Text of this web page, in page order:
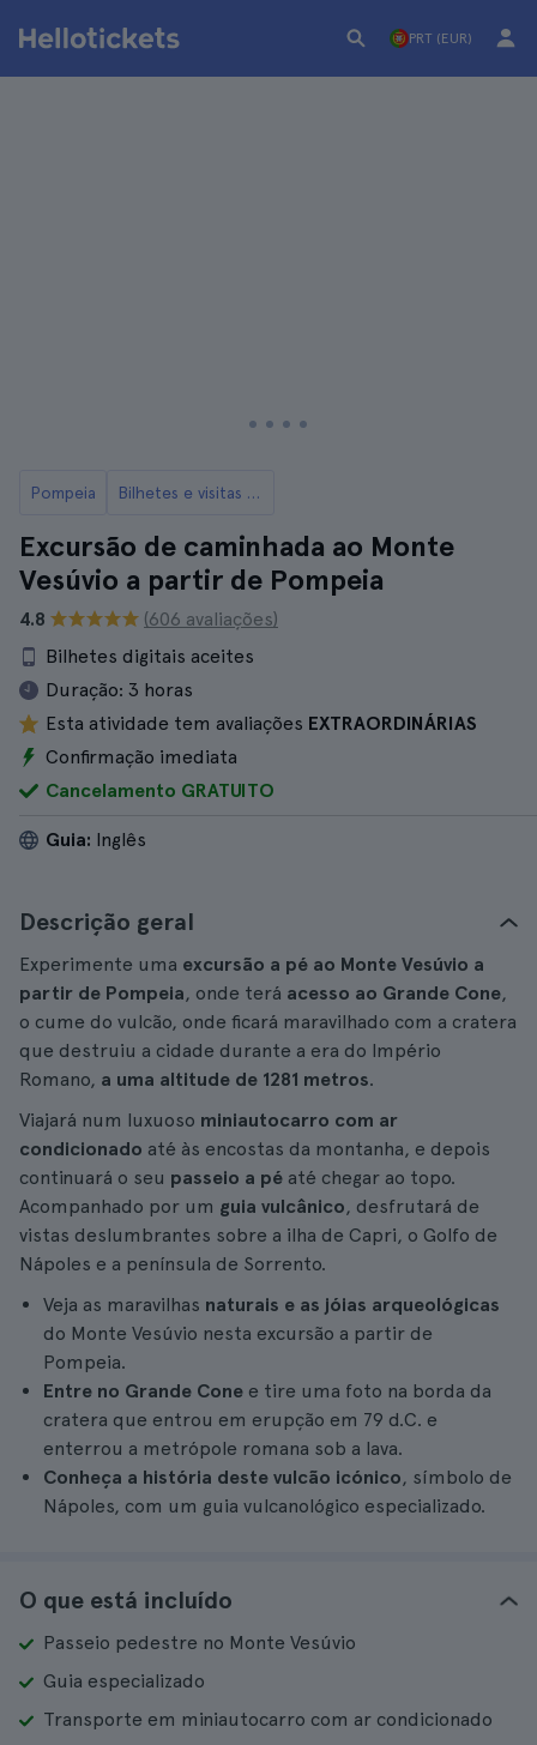
PRT (EUR)
Pompeia Bilhetes e visitas ao Monte Vesúvio de Pompéia
Excursão de caminhada ao Monte
Vesúvio a partir de Pompeia
4.8
(606 avaliações)
Bilhetes digitais aceites
Duração: 3 horas
Esta atividade tem avaliações EXTRAORDINÁRIAS
Confirmação imediata
Cancelamento GRATUITO
Guia: Inglês
Descrição geral
Experimente uma excursão a pé ao Monte Vesúvio a
partir de Pompeia, onde terá acesso ao Grande Cone,
o cume do vulcão, onde ficará maravilhado com a cratera
que destruiu a cidade durante a era do Império
Romano, a uma altitude de 1281 metros.
Viajará num luxuoso miniautocarro com ar
condicionado até às encostas da montanha, e depois
continuará o seu passeio a pé até chegar ao topo.
Acompanhado por um guia vulcânico, desfrutará de
vistas deslumbrantes sobre a ilha de Capri, o Golfo de
Nápoles e a península de Sorrento.
Veja as maravilhas naturais e as jóias arqueológicas
do Monte Vesúvio nesta excursão a partir de
Pompeia.
Entre no Grande Cone e tire uma foto na borda da
cratera que entrou em erupção em 79 d.C. e
enterrou a metrópole romana sob a lava.
Conheça a história deste vulcão icónico, símbolo de
Nápoles, com um guia vulcanológico especializado.
O que está incluído
Passeio pedestre no Monte Vesúvio
Guia especializado
Transporte em miniautocarro com ar condicionado